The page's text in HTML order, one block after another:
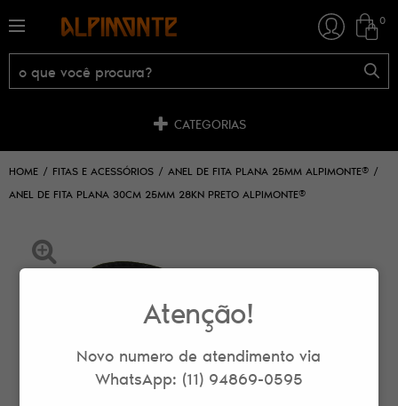
0
CATEGORIAS
HOME FITAS E ACESSÓRIOS
ANEL DE FITA PLANA 25MM ALPIMONTE®
ANEL DE FITA PLANA 30CM 25MM 28KN PRETO ALPIMONTE®
Atenção!
Novo numero de atendimento via
WhatsApp: (11) 94869-0595